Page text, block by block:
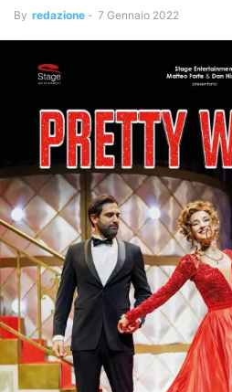
By redazione - 7 Gennaio 2022